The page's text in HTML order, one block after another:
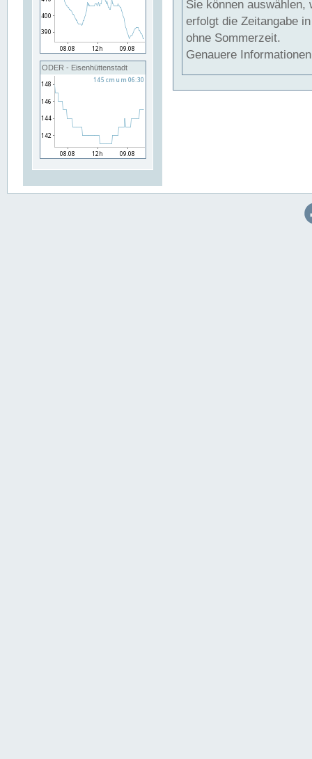
ODER - Eisenhüttenstadt
Sie können auswählen,
erfolgt die Zeitangabe
ohne Sommerzeit.
Genauere